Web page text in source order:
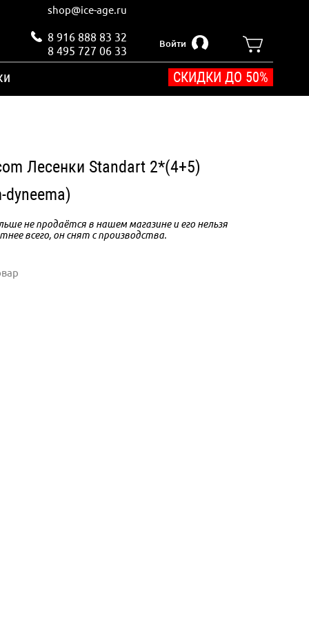
shop@ice-age.ru
8 916 888 83 32
8 495 727 06 33
Войти
СКИДКИ ДО 50%
Лесенки Standart 2*(4+5)
не продаётся в нашем магазине и его нельзя
всего, он снят с производства.